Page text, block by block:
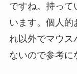
ですね。持って
います。個人的
れ以外でマウス
ないので参考に